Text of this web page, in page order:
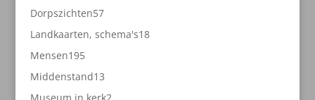
producten
Dorpszichten5757
producten
Landkaarten, schema's1818
Mensen195195
producten
Middenstand1313
producten
2